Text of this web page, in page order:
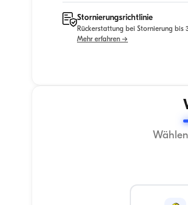
Stornierungsrichtlinie
Rückerstattung bei Stornierung bis
Mehr erfahren →